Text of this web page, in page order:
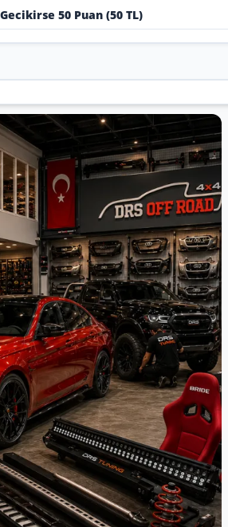
50 Puan (50 TL)
en büyük oto aksesuar ve tuning
yıla göre keşfedin.